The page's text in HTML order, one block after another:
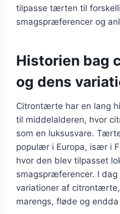
tilpasse tærten til
smagspræferencer og
Historien bag
og dens
Citrontærte har en lang
til middelalderen, hvor
som en luksusvare.
populær i Europa, især i
hvor den blev tilpasset
smagspræferencer. I
variationer af
marengs, fløde og